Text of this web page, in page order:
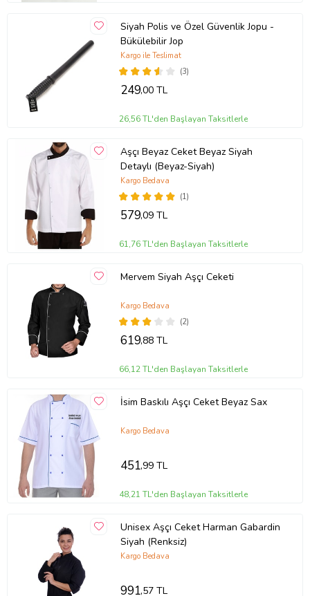
Siyah Polis ve Özel Güvenlik Jopu -
Bükülebilir Jop
(3)
Kargo ile Teslimat
249,00 TL
26,56 TL'den Başlayan Taksitlerle
Aşçı Beyaz Ceket Beyaz Siyah
Detaylı (Beyaz-Siyah)
(1)
Kargo Bedava
579,09 TL
61,76 TL'den Başlayan Taksitlerle
Mervem Siyah Aşçı Ceketi
(2)
Kargo Bedava
619,88 TL
66,12 TL'den Başlayan Taksitlerle
İsim Baskılı Aşçı Ceket Beyaz Sax
Kargo Bedava
451,99 TL
48,21 TL'den Başlayan Taksitlerle
Unisex Aşçı Ceket Harman Gabardin
Siyah (Renksiz)
Kargo Bedava
991,57 TL